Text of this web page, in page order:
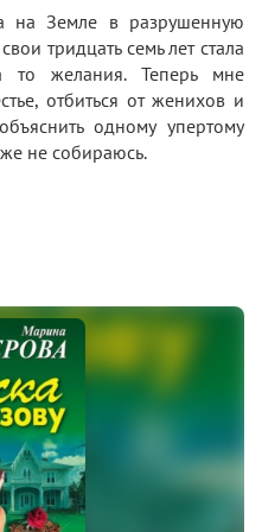
на Земле в разрушенную
тридцать семь лет стала
то желания. Теперь мне
отбиться от женихов и
одному упертому
не собираюсь.